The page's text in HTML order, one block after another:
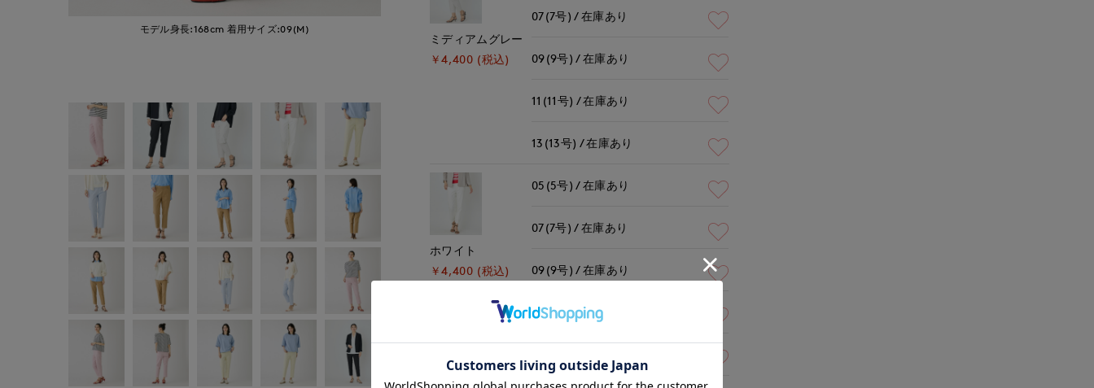
モデル身長:168cm 着用サイズ:09(M)
ミディアムグレー
￥4,400 (税込)
07(7号) 在庫あり
09(9号) 在庫あり
11(11号) 在庫あり
13(13号) 在庫あり
ホワイト
￥4,400 (税込)
05(5号) 在庫あり
07(7号) 在庫あり
09(9号) 在庫あり
11(11号) 在庫あり